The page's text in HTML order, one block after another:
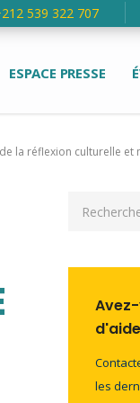
539 322 707
ESPACE PRESSE
la réflexion culturelle et
les